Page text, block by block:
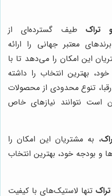
تراک طیف گسترده‌ای از
معتبر جهانی را ارائه
این امکان را می‌دهد تا با
بهترین انتخاب را داشته
تنوع محدودی از محصولات
است نتوانند نیازهای خاص
، به مشتریان این امکان را
و بودجه خود، بهترین انتخاب
تنها لاستیک‌های با کیفیت